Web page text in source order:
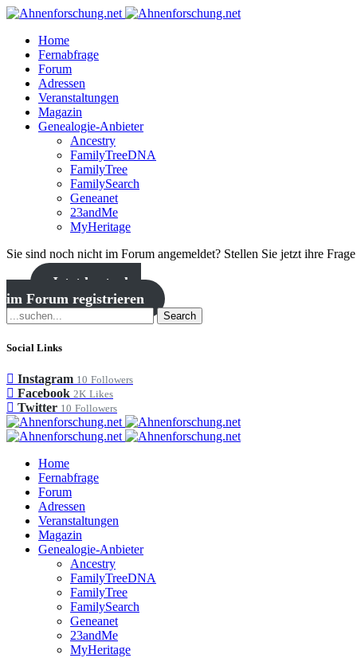
Home
Fernabfrage
Forum
Adressen
Veranstaltungen
Magazin
Genealogie-Anbieter
Ancestry
FamilyTreeDNA
FamilyTree
FamilySearch
Geneanet
23andMe
MyHeritage
Sie sind noch nicht im Forum angemeldet? Stellen Sie jetzt ihre
Jetzt kostenlos
im Forum registrieren
Search
Social Links
Instagram 10 Followers
Facebook 2K Likes
Twitter 10 Followers
Home
Fernabfrage
Forum
Adressen
Veranstaltungen
Magazin
Genealogie-Anbieter
Ancestry
FamilyTreeDNA
FamilyTree
FamilySearch
Geneanet
23andMe
MyHeritage